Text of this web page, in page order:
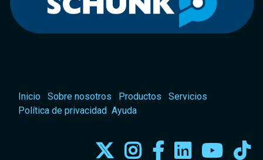
Inicio Sobre nosotros Productos
Servicios
Política de privacidad Ayuda